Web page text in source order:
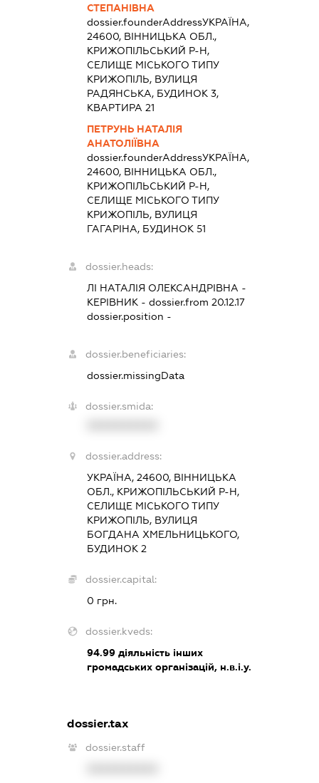
СТЕПАНІВНА
dossier.founderAddressУКРАЇНА,
24600, ВІННИЦЬКА ОБЛ.,
КРИЖОПІЛЬСЬКИЙ Р-Н,
СЕЛИЩЕ МІСЬКОГО ТИПУ
КРИЖОПІЛЬ, ВУЛИЦЯ
РАДЯНСЬКА, БУДИНОК 3,
КВАРТИРА 21
ПЕТРУНЬ НАТАЛІЯ
АНАТОЛІЇВНА
dossier.founderAddressУКРАЇНА,
24600, ВІННИЦЬКА ОБЛ.,
КРИЖОПІЛЬСЬКИЙ Р-Н,
СЕЛИЩЕ МІСЬКОГО ТИПУ
КРИЖОПІЛЬ, ВУЛИЦЯ
ГАГАРІНА, БУДИНОК 51
dossier.heads:
ЛІ НАТАЛІЯ ОЛЕКСАНДРІВНА -
КЕРІВНИК - dossier.from 20.12.17
dossier.position -
dossier.beneficiaries:
dossier.missingData
dossier.smida:
dossier.address:
УКРАЇНА, 24600, ВІННИЦЬКА
ОБЛ., КРИЖОПІЛЬСЬКИЙ Р-Н,
СЕЛИЩЕ МІСЬКОГО ТИПУ
КРИЖОПІЛЬ, ВУЛИЦЯ
БОГДАНА ХМЕЛЬНИЦЬКОГО,
БУДИНОК 2
dossier.capital:
0 грн.
dossier.kveds:
94.99 діяльність інших
громадських організацій, н.в.і.у.
dossier.tax
dossier.staff